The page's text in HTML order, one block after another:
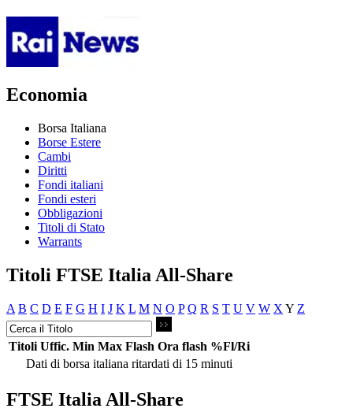
Economia
Borsa Italiana
Borse Estere
Cambi
Diritti
Fondi italiani
Fondi esteri
Obbligazioni
Titoli di Stato
Warrants
Titoli FTSE Italia All-Share
A B C D E F G H I J K L M N O P Q R S T U V W X Y Z
Titoli Uffic. Min Max Flash Ora flash %Fl/Ri
Dati di borsa italiana ritardati di 15 minuti
FTSE Italia All-Share